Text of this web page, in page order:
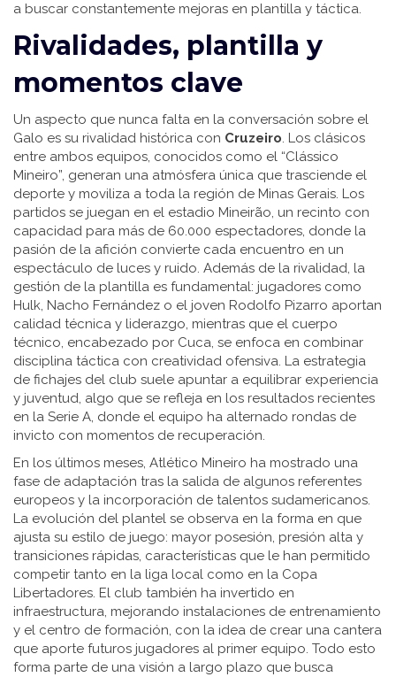
a buscar constantemente mejoras en plantilla y táctica.
Rivalidades, plantilla y
momentos clave
Un aspecto que nunca falta en la conversación sobre el
Galo es su rivalidad histórica con Cr​uzeiro. Los clásicos
entre ambos equipos, conocidos como el “Clássico
Mineiro”, generan una atmósfera única que trasciende el
deporte y moviliza a toda la región de Minas Gerais. Los
partidos se juegan en el estadio Mineirão, un recinto con
capacidad para más de 60.000 espectadores, donde la
pasión de la afición convierte cada encuentro en un
espectáculo de luces y ruido. Además de la rivalidad, la
gestión de la plantilla es fundamental: jugadores como
Hulk, Nacho Fernández o el joven Rodolfo Pizarro aportan
calidad técnica y liderazgo, mientras que el cuerpo
técnico, encabezado por Cuca, se enfoca en combinar
disciplina táctica con creatividad ofensiva. La estrategia
de fichajes del club suele apuntar a equilibrar experiencia
y juventud, algo que se refleja en los resultados recientes
en la Serie A, donde el equipo ha alternado rondas de
invicto con momentos de recuperación.
En los últimos meses, Atlético Mineiro ha mostrado una
fase de adaptación tras la salida de algunos referentes
europeos y la incorporación de talentos sudamericanos.
La evolución del plantel se observa en la forma en que
ajusta su estilo de juego: mayor posesión, presión alta y
transiciones rápidas, características que le han permitido
competir tanto en la liga local como en la Copa
Libertadores. El club también ha invertido en
infraestructura, mejorando instalaciones de entrenamiento
y el centro de formación, con la idea de crear una cantera
que aporte futuros jugadores al primer equipo. Todo esto
forma parte de una visión a largo plazo que busca